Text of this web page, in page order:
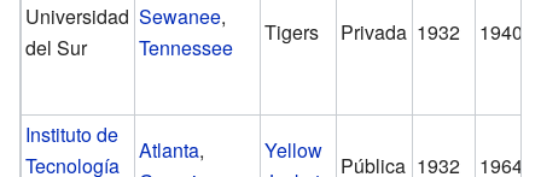
Universidad
del Sur
Sewanee,
Tennessee
Tigers Privada 1932 1940
Instituto de
Tecnología
Atlanta,
Yellow
Pública 1932 1964